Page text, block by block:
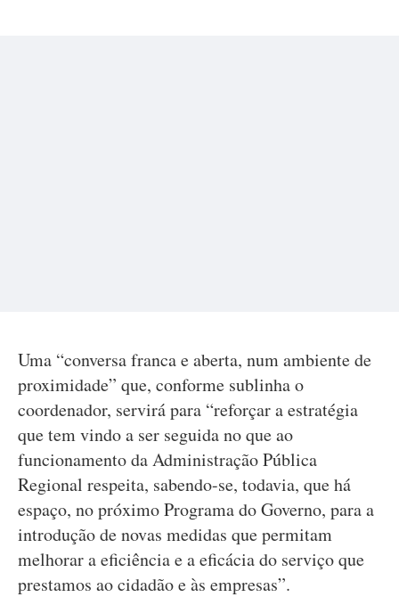
Uma “conversa franca e aberta, num ambiente de
proximidade” que, conforme sublinha o
coordenador, servirá para “reforçar a estratégia
que tem vindo a ser seguida no que ao
funcionamento da Administração Pública
Regional respeita, sabendo-se, todavia, que há
espaço, no próximo Programa do Governo, para a
introdução de novas medidas que permitam
melhorar a eficiência e a eficácia do serviço que
prestamos ao cidadão e às empresas”.